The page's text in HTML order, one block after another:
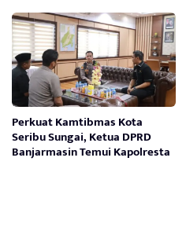
Perkuat Kamtibmas Kota
Seribu Sungai, Ketua DPRD
Banjarmasin Temui Kapolresta